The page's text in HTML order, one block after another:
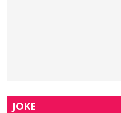
JOKE